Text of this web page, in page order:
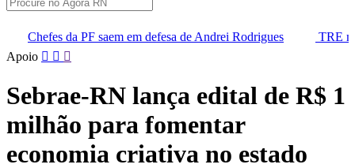
em defesa de Andrei Rodrigues
TRE marca audiência para
Pular
para
conteúdo
Apoio
Sebrae-RN lança edital de R$ 1
milhão para fomentar
economia criativa no estado